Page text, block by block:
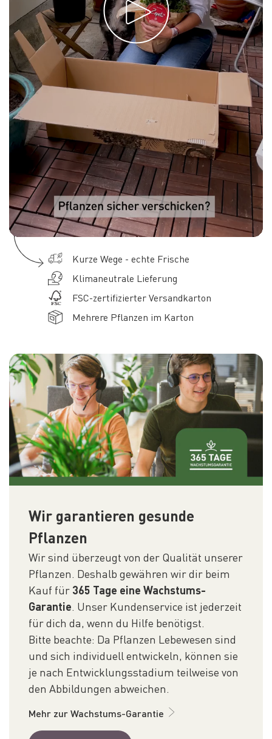
Kurze Wege - echte Frische
Klimaneutrale Lieferung
FSC-zertifizierter Versandkarton
Mehrere Pflanzen im Karton
Wir garantieren gesunde
Pflanzen
Wir sind überzeugt von der Qualität unserer
Pflanzen. Deshalb gewähren wir dir beim
Kauf für 365 Tage eine Wachstums-
Garantie. Unser Kundenservice ist jederzeit
für dich da, wenn du Hilfe benötigst.
Bitte beachte: Da Pflanzen Lebewesen sind
und sich individuell entwickeln, können sie
je nach Entwicklungsstadium teilweise von
den Abbildungen abweichen.
Mehr zur Wachstums-Garantie